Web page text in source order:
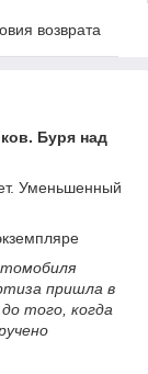
возврата
Буря над
Уменьшенный
пришла в
того, когда